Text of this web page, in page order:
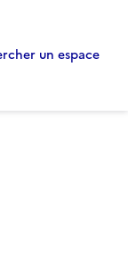
un espace